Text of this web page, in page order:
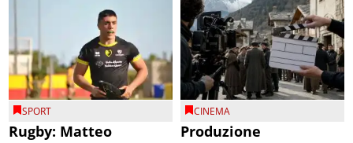
SPORT
Rugby: Matteo
CINEMA
Produzione